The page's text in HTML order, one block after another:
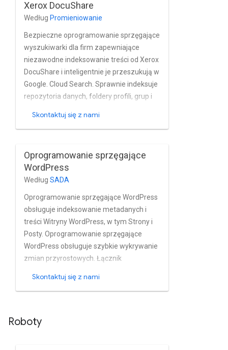
uprawnień oraz zarządzanie
użytkownikami i grupami w powiązanych
Active Directory.
Xerox DocuShare
Według Promieniowanie
Bezpieczne oprogramowanie sprzęgające
wyszukiwarki dla firm zapewniające
niezawodne indeksowanie treści od Xerox
DocuShare i inteligentnie je przeszukują w
Google. Cloud Search. Sprawnie indeksuje
repozytoria danych, foldery profili, grup i
rzeczywistym. oprogramowanie
Xerox DocuShare i zarządzania nimi.
Skontaktuj się z nami
Oprogramowanie sprzęgające
WordPress
Według SADA
Oprogramowanie sprzęgające WordPress
obsługuje indeksowanie metadanych i
treści Witryny WordPress, w tym Strony i
Posty. Oprogramowanie sprzęgające
WordPress obsługuje szybkie wykrywanie
zmian przyrostowych. Łącznik
WordPress do indeksowania treści
Skontaktuj się z nami
Roboty